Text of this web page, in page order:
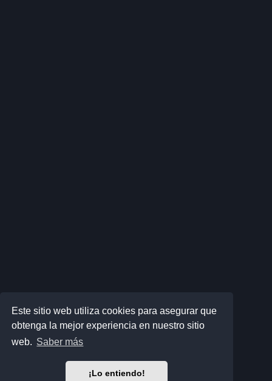
Este sitio web utiliza cookies para asegurar que
obtenga la mejor experiencia en nuestro sitio
web. Saber más
¡Lo entiendo!